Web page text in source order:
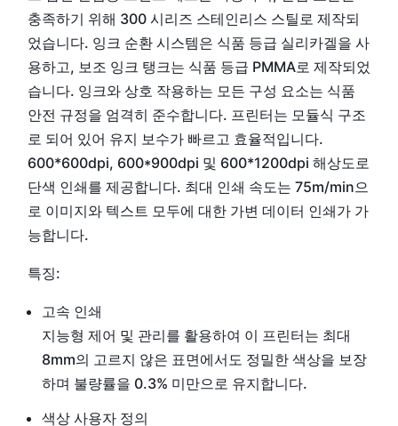
충족하기 위해 300 시리즈 스테인리스 스틸로 제작되
었습니다. 잉크 순환 시스템은 식품 등급 실리카겔을 사
용하고, 보조 잉크 탱크는 식품 등급 PMMA로 제작되었
습니다. 잉크와 상호 작용하는 모든 구성 요소는 식품
안전 규정을 엄격히 준수합니다. 프린터는 모듈식 구조
로 되어 있어 유지 보수가 빠르고 효율적입니다.
600*600dpi, 600*900dpi 및 600*1200dpi 해상도로
단색 인쇄를 제공합니다. 최대 인쇄 속도는 75m/min으
로 이미지와 텍스트 모두에 대한 가변 데이터 인쇄가 가
능합니다.
특징:
고속 인쇄
지능형 제어 및 관리를 활용하여 이 프린터는 최대
8mm의 고르지 않은 표면에서도 정밀한 색상을 보장
하며 불량률을 0.3% 미만으로 유지합니다.
색상 사용자 정의